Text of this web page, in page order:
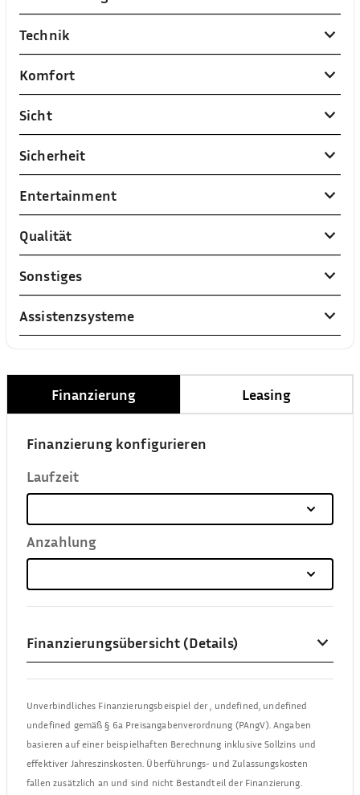
Technik
Komfort
Sicht
Sicherheit
Entertainment
Qualität
Sonstiges
Assistenzsysteme
Finanzierung Leasing
Finanzierung konfigurieren
Laufzeit
Anzahlung
Finanzierungsübersicht (Details)
Unverbindliches Finanzierungsbeispiel der, undefined, undefined
undefined gemäß § 6a Preisangabenverordnung (PAngV). Angaben
basieren auf einer beispielhaften Berechnung inklusive Sollzins und
effektiver Jahreszinskosten. Überführungs- und Zulassungskosten
fallen zusätzlich an und sind nicht Bestandteil der Finanzierung.